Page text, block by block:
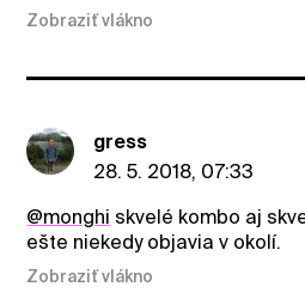
Zobraziť vlákno
gress
28. 5. 2018, 07:33
@monghi skvelé kombo aj
ešte niekedy objavia v okolí.
Zobraziť vlákno